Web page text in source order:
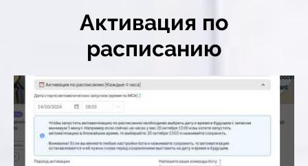
Активация по
расписанию